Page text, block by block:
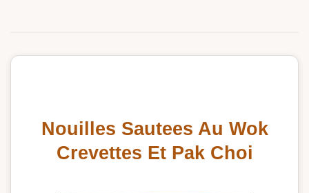
Nouilles Sautees Au Wok
Crevettes Et Pak Choi